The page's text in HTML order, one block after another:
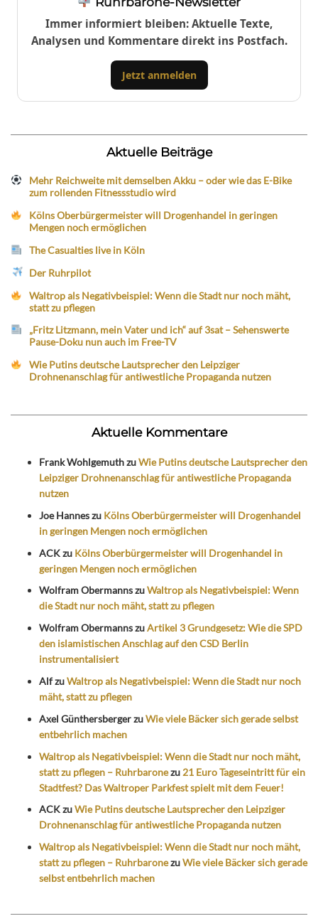
Immer informiert bleiben: Aktuelle Texte,
Analysen und Kommentare direkt ins Postfach.
Jetzt anmelden
Aktuelle Beiträge
Mehr Reichweite mit demselben Akku – oder wie das E-Bike
zum rollenden Fitnessstudio wird
Kölns Oberbürgermeister will Drogenhandel in geringen
Mengen noch ermöglichen
The Casualties live in Köln
Der Ruhrpilot
Waltrop als Negativbeispiel: Wenn die Stadt nur noch mäht,
statt zu pflegen
„Fritz Litzmann, mein Vater und ich“ auf 3sat – Sehenswerte
Pause-Doku nun auch im Free-TV
Wie Putins deutsche Lautsprecher den Leipziger
Drohnenanschlag für antiwestliche Propaganda nutzen
Aktuelle Kommentare
Frank WohlgemuthzuWie Putins deutsche Lautsprecher den
Leipziger Drohnenanschlag für antiwestliche Propaganda
nutzen
Joe Hanneszu Kölns Oberbürgermeister will Drogenhandel
in geringen Mengen noch ermöglichen
ACKzu Kölns Oberbürgermeister will Drogenhandel in
geringen Mengen noch ermöglichen
Wolfram ObermannszuWaltrop als Negativbeispiel: Wenn
die Stadt nur noch mäht, statt zu pflegen
Wolfram ObermannszuArtikel 3 Grundgesetz: Wie die SPD
den islamistischen Anschlag auf den CSD Berlin
instrumentalisiert
AlfzuWaltrop als Negativbeispiel: Wenn die Stadt nur noch
mäht, statt zu pflegen
Axel GünthersbergerzuWie viele Bäcker sich gerade selbst
entbehrlich machen
Waltrop als Negativbeispiel: Wenn die Stadt nur noch mäht,
statt zu pflegen – Ruhrbaronezu 21 Euro Tageseintritt für ein
Stadtfest? Das Waltroper Parkfest spielt mit dem Feuer!
ACKzuWie Putins deutsche Lautsprecher den Leipziger
Drohnenanschlag für antiwestliche Propaganda nutzen
Waltrop als Negativbeispiel: Wenn die Stadt nur noch mäht,
statt zu pflegen – RuhrbaronezuWie viele Bäcker sich gerade
selbst entbehrlich machen